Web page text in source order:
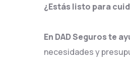
¿Estás listo para
En DAD Seguros te
necesidades y